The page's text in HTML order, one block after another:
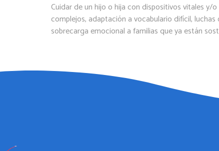
Cuidar de un hijo o hija con dispositivos vitales
complejos, adaptación a vocabulario difícil,
sobrecarga emocional a familias que ya están